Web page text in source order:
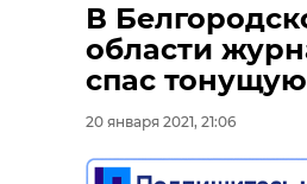
В
области
спас
20 января 2021, 21:06